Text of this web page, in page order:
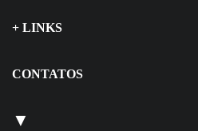
+ LINKS
CONTATOS
▼